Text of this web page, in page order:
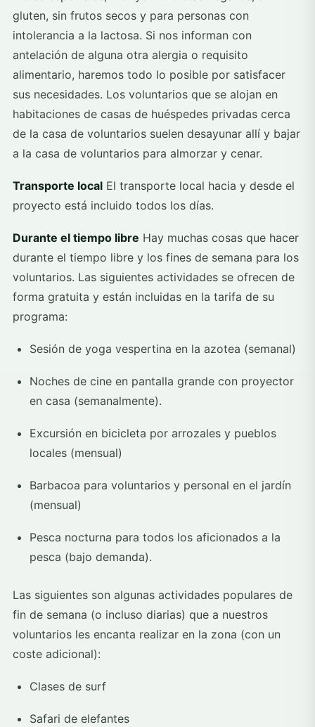
gluten, sin frutos secos y para personas con
intolerancia a la lactosa. Si nos informan con
antelación de alguna otra alergia o requisito
alimentario, haremos todo lo posible por satisfacer
sus necesidades. Los voluntarios que se alojan en
habitaciones de casas de huéspedes privadas cerca
de la casa de voluntarios suelen desayunar allí y bajar
a la casa de voluntarios para almorzar y cenar.
Transporte local El transporte local hacia y desde el
proyecto está incluido todos los días.
Durante el tiempo libre Hay muchas cosas que hacer
durante el tiempo libre y los fines de semana para los
voluntarios. Las siguientes actividades se ofrecen de
forma gratuita y están incluidas en la tarifa de su
programa:
Sesión de yoga vespertina en la azotea (semanal)
Noches de cine en pantalla grande con proyector
en casa (semanalmente).
Excursión en bicicleta por arrozales y pueblos
locales (mensual)
Barbacoa para voluntarios y personal en el jardín
(mensual)
Pesca nocturna para todos los aficionados a la
pesca (bajo demanda).
Las siguientes son algunas actividades populares de
fin de semana (o incluso diarias) que a nuestros
voluntarios les encanta realizar en la zona (con un
coste adicional):
Clases de surf
Safari de elefantes